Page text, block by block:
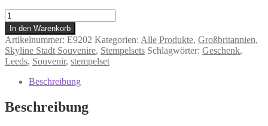
Leeds
-
Stempel
Menge
In den Warenkorb
Artikelnummer: E9202 Kategorien: Alle Produkte, Großbritannien,
Skyline Stadt Souvenire, Stempelsets Schlagwörter: Geschenk,
Leeds, Souvenir, stempelset
Beschreibung
Beschreibung